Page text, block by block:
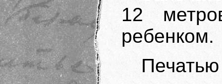
12
ребенком.